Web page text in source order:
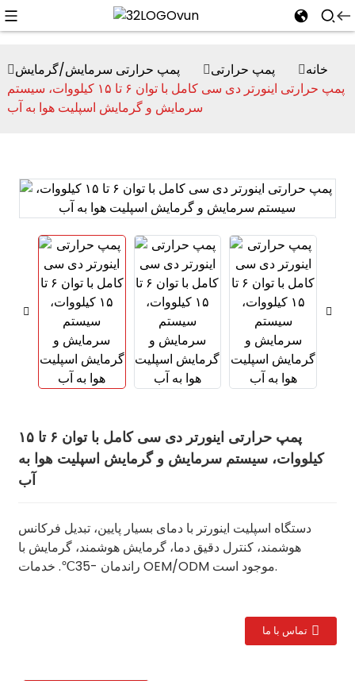
خانه پمپ حرارتی
پمپ حرارتی سرمایش/گرمایش
پمپ حرارتی اینورتر دی سی کامل با توان ۶ تا ۱۵ کیلووات، سیستم
سرمایش و گرمایش اسپلیت هوا به آب
پمپ حرارتی اینورتر دی سی کامل با توان ۶ تا ۱۵
کیلووات، سیستم سرمایش و گرمایش اسپلیت هوا به
آب
دستگاه اسپلیت اینورتر با دمای بسیار پایین، تبدیل فرکانس
هوشمند، کنترل دقیق دما، گرمایش هوشمند، گرمایش با
راندمان -35℃. خدمات OEM/ODM موجود است.
تماس با ما